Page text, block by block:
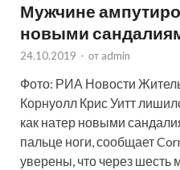
Мужчине
новыми
24.10.2019 - от admin
Фото: РИА Новости
Корнуолл Крис Уитт
как натер новыми
пальце ноги, сообщает
уверены, что через шесть